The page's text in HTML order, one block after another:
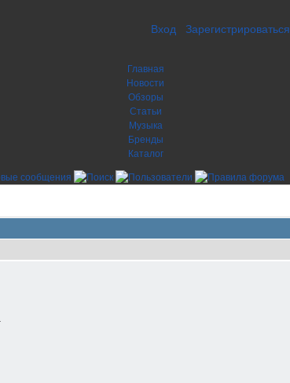
Вход Зарегистрироваться
Главная
Новости
Обзоры
Статьи
Музыка
Бренды
Каталог